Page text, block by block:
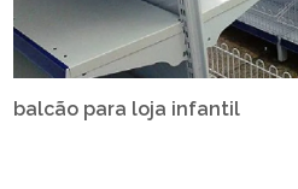
balcão para loja infantil